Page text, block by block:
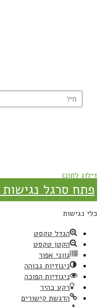
דילוג לתוכן
פתח סרגל נגישות
כלי נגישות
הגדל טקסט
הקטן טקסט
גווני אפור
ניגודיות גבוהה
ניגודיות הפוכה
רקע בהיר
הדגשת קישורים